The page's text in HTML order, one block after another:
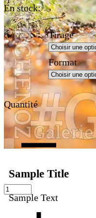
Sample Title
Sample Text
En stock:
Tirage
Format
Quantité